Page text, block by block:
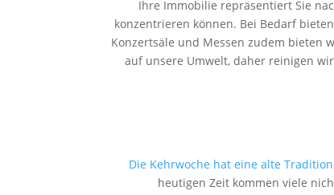
Ihre Immobilie repräsentiert Sie
konzentrieren können. Bei Bedarf
Konzertsäle und Messen zudem bieten
auf unsere Umwelt, daher reinigen
Die Kehrwoche hat eine alte Tradition
heutigen Zeit kommen viele